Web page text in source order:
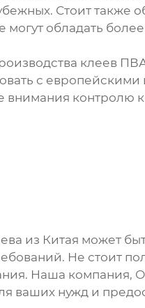
Стоит также
обладать
клеев
с
контролю
из Китая может
Не стоит
Наша
ваших нужд и